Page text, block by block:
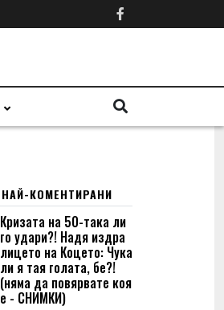
НАЙ-КОМЕНТИРАНИ
Кризата на 50-така ли
го удари?! Надя издра
лицето на Коцето: Чука
ли я тая голата, бе?!
(няма да повярвате коя
е - СНИМКИ)